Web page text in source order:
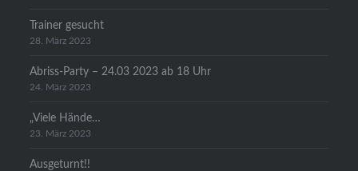
Trainer gesucht
28. März 2023
Abriss-Party – 24.03 2023 ab 18 Uhr
24. März 2023
„Viele Hände…
23. März 2023
Ausgeturnt!!